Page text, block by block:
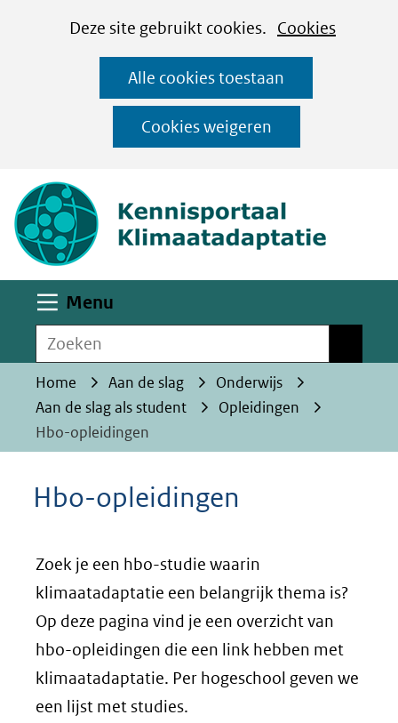
CookiesDeze site gebruikt cookies. Cookies
op
deze
website
worden
toegestaan
geweigerd.
Alle cookies toestaan
Cookies weigeren
Ga
naar
de
inhoud
Menu
Zoeken
Home Aan de slag
Onderwijs
Aan de slag als student
Opleidingen
Hbo-opleidingen
Hbo-opleidingen
Zoek je een hbo-studie waarin
klimaatadaptatie een belangrijk thema is?
Op deze pagina vind je een overzicht van
hbo-opleidingen die een link hebben met
klimaatadaptatie. Per hogeschool geven we
een lijst met studies.